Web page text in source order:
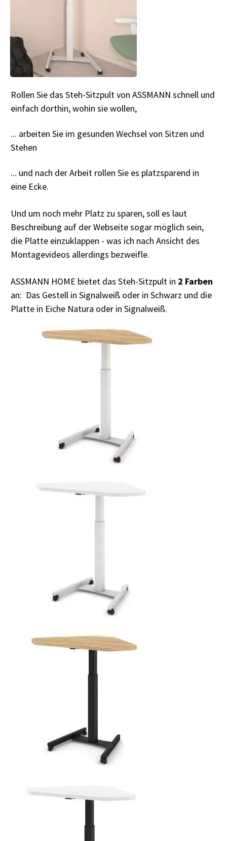
Rollen Sie das Steh-Sitzpult von ASSMANN schnell und
einfach dorthin, wohin sie wollen,
... arbeiten Sie im gesunden Wechsel von Sitzen und
Stehen
... und nach der Arbeit rollen Sie es platzsparend in
eine Ecke.
Und um noch mehr Platz zu sparen, soll es laut
Beschreibung auf der Webseite sogar möglich sein,
die Platte einzuklappen - was ich nach Ansicht des
Montagevideos allerdings bezweifle.
ASSMANN HOME bietet das Steh-Sitzpult in 2 Farben
an: Das Gestell in Signalweiß oder in Schwarz und die
Platte in Eiche Natura oder in Signalweiß.